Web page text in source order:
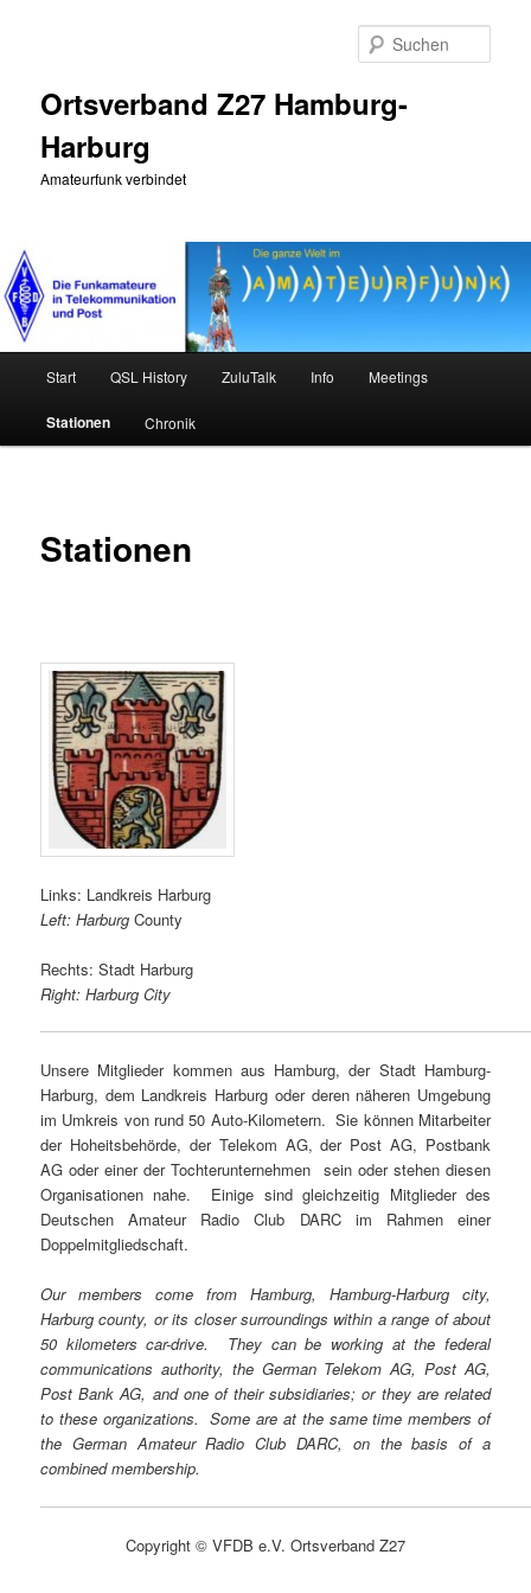
Ortsverband Z27 Hamburg-
Harburg
Amateurfunk verbindet
Start QSL History ZuluTalk Info Meetings
Stationen Chronik
Stationen
Links: Landkreis Harburg
Left: Harburg County
Rechts: Stadt Harburg
Right: Harburg City
Unsere Mitglieder kommen aus Hamburg, der Stadt Hamburg-
Harburg, dem Landkreis Harburg oder deren näheren Umgebung
im Umkreis von rund 50 Auto-Kilometern. Sie können Mitarbeiter
der Hoheitsbehörde, der Telekom AG, der Post AG, Postbank
AG oder einer der Tochterunternehmen sein oder stehen diesen
Organisationen nahe. Einige sind gleichzeitig Mitglieder des
Deutschen Amateur Radio Club DARC im Rahmen einer
Doppelmitgliedschaft.
Our members come from Hamburg, Hamburg-Harburg city,
Harburg county, or its closer surroundings within a range of about
50 kilometers car-drive. They can be working at the federal
communications authority, the German Telekom AG, Post AG,
Post Bank AG, and one of their subsidiaries; or they are related
to these organizations. Some are at the same time members of
the German Amateur Radio Club DARC, on the basis of a
combined membership.
Copyright © VFDB e.V. Ortsverband Z27